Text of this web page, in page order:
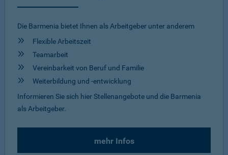
Die Barmenia bietet Ihnen als Arbeitgeber unter anderem
Flexible Arbeitszeit
Teamarbeit
Vereinbarkeit von Beruf und Familie
Weiterbildung und -entwicklung
Informieren Sie sich hier Stellenangebote und die Barmenia
als Arbeitgeber.
mehr Infos